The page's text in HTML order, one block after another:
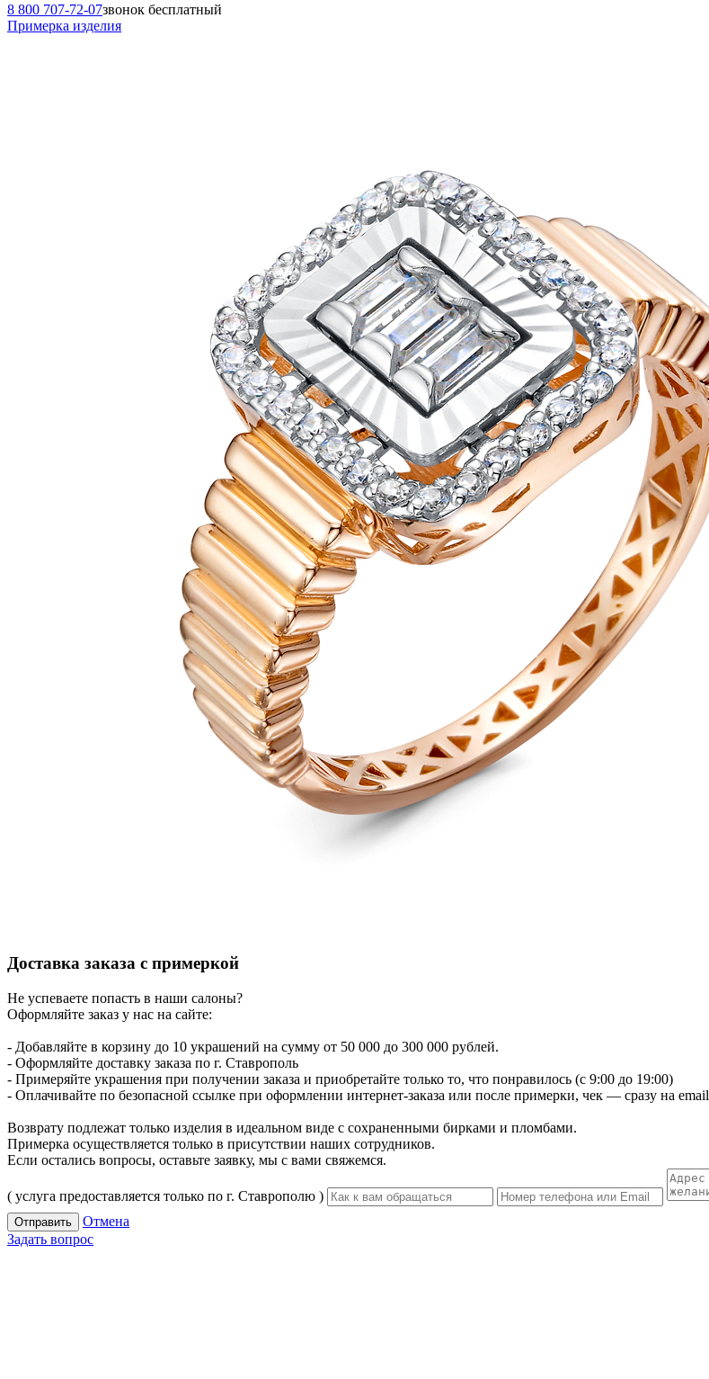
8 800 707-72-07звонок бесплатный
Примерка изделия
Доставка заказа с примеркой
Не успеваете попасть в наши салоны?
Оформляйте заказ у нас на сайте:
- Добавляйте в корзину до 10 украшений на сумму от 50 000 до 300 000 рублей.
- Оформляйте доставку заказа по г. Ставрополь
- Примеряйте украшения при получении заказа и приобретайте только то, что понравилось (с 9:00 до 19:00)
- Оплачивайте по безопасной ссылке при оформлении интернет-заказа или после примерки, чек — сразу на email
Возврату подлежат только изделия в идеальном виде с сохраненными бирками и пломбами.
Примерка осуществляется только в присутствии наших сотрудников.
Если остались вопросы, оставьте заявку, мы с вами свяжемся.
( услуга предоставляется только по г. Ставрополю )
Отправить
Отмена
Задать вопрос